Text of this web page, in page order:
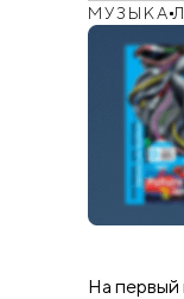
МУЗЫКА
На первый